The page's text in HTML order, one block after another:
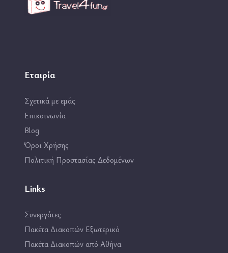
Εταιρία
Σχετικά με εμάς
Επικοινωνία
Blog
Όροι Χρήσης
Πολιτική Προστασίας Δεδομένων
Links
Συνεργάτες
Πακέτα Διακοπών Εξωτερικό
Πακέτα Διακοπών από Αθήνα